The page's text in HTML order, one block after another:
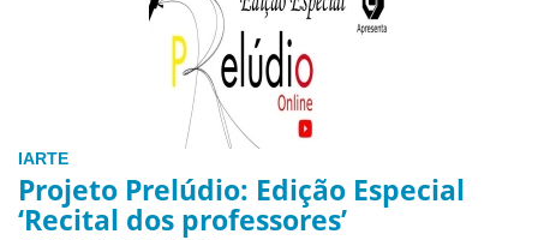
IARTE
Projeto Prelúdio: Edição Especial
‘Recital dos professores’